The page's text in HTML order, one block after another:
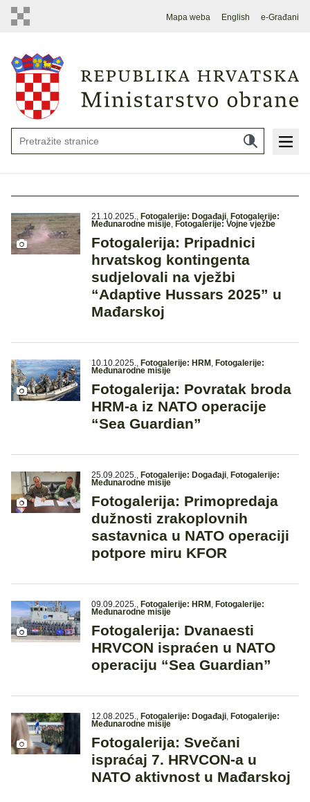
Mapa weba English e-Građani
21.10.2025., Fotogalerije: Događaji, Fotogalerije:
Međunarodne misije, Fotogalerije: Vojne vježbe
Fotogalerija: Pripadnici
hrvatskog kontingenta
sudjelovali na vježbi
“Adaptive Hussars 2025” u
Mađarskoj
10.10.2025., Fotogalerije: HRM , Fotogalerije:
Međunarodne misije
Fotogalerija: Povratak broda
HRM-a iz NATO operacije
“Sea Guardian”
25.09.2025., Fotogalerije: Događaji, Fotogalerije:
Međunarodne misije
Fotogalerija: Primopredaja
dužnosti zrakoplovnih
sastavnica u NATO operaciji
potpore miru KFOR
09.09.2025., Fotogalerije: HRM , Fotogalerije:
Međunarodne misije
Fotogalerija: Dvanaesti
HRVCON ispraćen u NATO
operaciju “Sea Guardian”
12.08.2025., Fotogalerije: Događaji, Fotogalerije:
Međunarodne misije
Fotogalerija: Svečani
ispraćaj 7. HRVCON-a u
NATO aktivnost u Mađarskoj